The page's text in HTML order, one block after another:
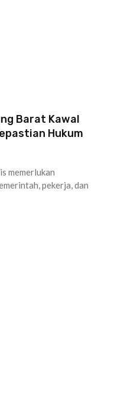
Barat Kawal
Hukum
memerlukan
pekerja, dan